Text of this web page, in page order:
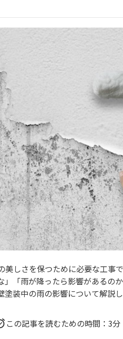
美しさを保つために必要な工事
」「雨が降ったら影響があるの
装中の雨の影響について解説し
この記事を読むための時間：3分